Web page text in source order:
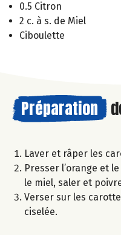
0.5 Citron
2 c. à s. de Miel
Ciboulette
Préparation
Laver et râper les
Presser l’orange et
le miel, saler et
Verser sur les
ciselée.